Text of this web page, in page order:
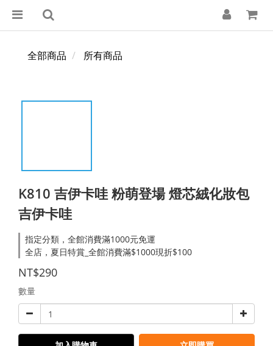
全部商品 所有商品
K810 吉伊卡哇 粉萌登場 燈芯絨化妝包
吉伊卡哇
指定分類，全館消費滿1000元免運
全店，夏日特賞_全館消費滿$1000現折$100
NT$290
數量